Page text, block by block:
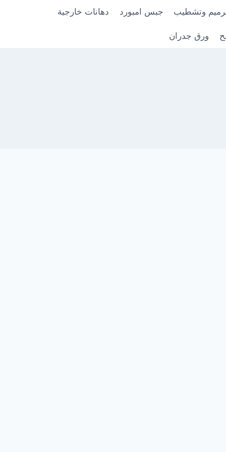
وتشطيب جبس امبورد دهانات خارجية
ورق جدران